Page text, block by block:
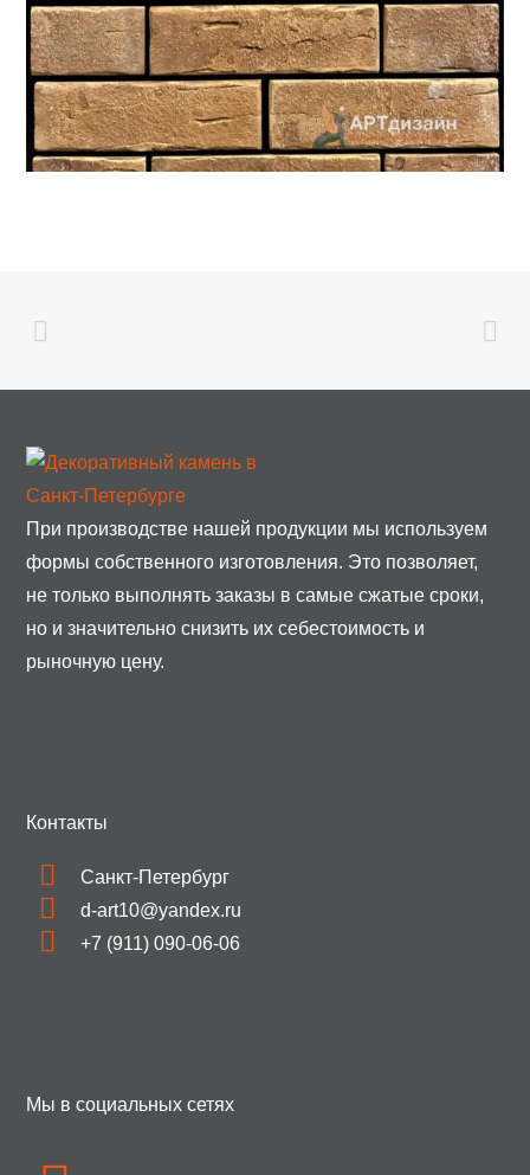
При производстве нашей продукции мы используем
формы собственного изготовления. Это позволяет,
не только выполнять заказы в самые сжатые сроки,
но и значительно снизить их себестоимость и
рыночную цену.
Контакты
Санкт-Петербург
d-art10@yandex.ru
+7 (911) 090-06-06
Мы в социальных сетях